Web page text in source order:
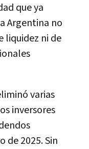
que ya
Argentina no
liquidez ni de
varias
inversores
de 2025. Sin